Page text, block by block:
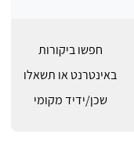
חפשו ביקורות
באינטרנט או תשאלו
שכן/ידיד מקומי